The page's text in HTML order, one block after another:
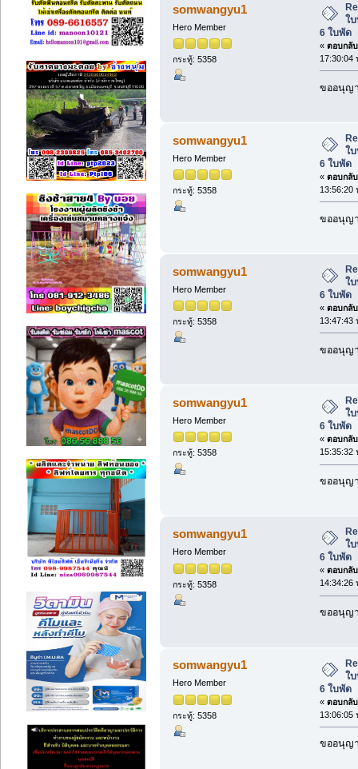
somwangyu1
Hero Member
กระทู้: 5358
ใ
6 ใบพัด
« ตอบกลั
17:30:04
ขออนุญ
somwangyu1
Hero Member
กระทู้: 5358
ใ
6 ใบพัด
« ตอบกลั
13:56:20
ขออนุญ
somwangyu1
Hero Member
กระทู้: 5358
ใ
6 ใบพัด
« ตอบกลั
13:47:43
ขออนุญ
somwangyu1
Hero Member
กระทู้: 5358
ใ
6 ใบพัด
« ตอบกลั
15:35:32
ขออนุญ
somwangyu1
Hero Member
กระทู้: 5358
ใ
6 ใบพัด
« ตอบกลั
14:34:26
ขออนุญ
somwangyu1
Hero Member
กระทู้: 5358
ใ
6 ใบพัด
« ตอบกลั
13:06:05
ขออนุญ